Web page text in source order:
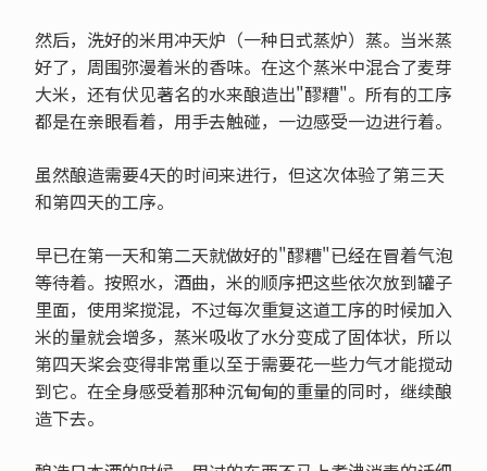
然后，洗好的米用冲天炉（一种日式蒸炉）蒸。当米蒸
好了，周围弥漫着米的香味。在这个蒸米中混合了麦芽
大米，还有伏见著名的水来酿造出"醪糟"。所有的工序
都是在亲眼看着，用手去触碰，一边感受一边进行着。
虽然酿造需要4天的时间来进行，但这次体验了第三天
和第四天的工序。
早已在第一天和第二天就做好的"醪糟"已经在冒着气泡
等待着。按照水，酒曲，米的顺序把这些依次放到罐子
里面，使用桨搅混，不过每次重复这道工序的时候加入
米的量就会增多，蒸米吸收了水分变成了固体状，所以
第四天桨会变得非常重以至于需要花一些力气才能搅动
到它。在全身感受着那种沉甸甸的重量的同时，继续酿
造下去。